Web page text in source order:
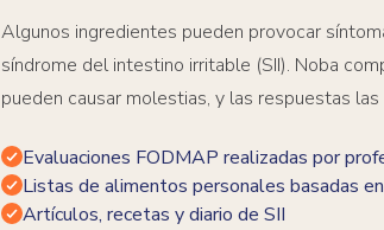
Algunos ingredientes pueden provocar
síndrome del intestino irritable (SII). Noba
pueden causar molestias, y las respuestas
Evaluaciones FODMAP realizadas por
Listas de alimentos personales basadas
Artículos, recetas y diario de SII